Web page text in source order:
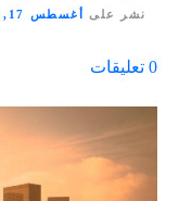
نشر على أغسطس 17, 2024
0 تعليقات
٪